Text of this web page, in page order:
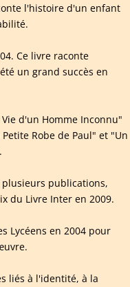
l'histoire d'un enfant
Ce livre raconte
un grand succès en
d'un Homme Inconnu"
Robe de Paul" et "Un
publications,
du Livre Inter en 2009.
Lycéens en 2004 pour
liés à l'identité, à la